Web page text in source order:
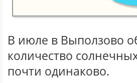
В июле в Выползово
количество
почти одинаково.